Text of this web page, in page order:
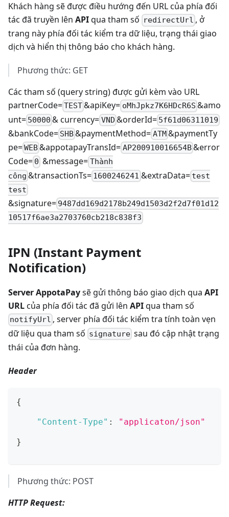
Khách hàng sẽ được điều hướng đến URL của phía đối
tác đã truyền lên APIqua tham số redirectUrl , ở
trang này phía đối tác kiểm tra dữ liệu, trạng thái giao
dịch và hiển thị thông báo cho khách hàng.
Phương thức: GET
Các tham số (query string) được gửi kèm vào URL
partnerCode=TEST&apiKey= oMhJpkz7K6HDcR6S &amo
unt= 50000 & currency= VND &orderId= 5f61d06311019
&bankCode= SHB&paymentMethod= ATM&paymentTy
pe=WEB&appotapayTransId= AP200910016654B&error
Code= 0 &message= Thành
công &transactionTs= 1600246241 &extraData= test
test
&signature= 9487dd169d2178b249d1503d2f2d7f01d12
10517f6ae3a2703760cb218c838f3
IPN (Instant Payment
Notification)
Server AppotaPaysẽ gửi thông báo giao dịch qua API
URLcủa phía đối tác đã gửi lên APIqua tham số
notifyUrl , server phía đối tác kiểm tra tính toàn vẹn
dữ liệu qua tham số signature sau đó cập nhật trạng
thái của đơn hàng.
Header
{
"Content-Type" : "applicaton/json"
}
Phương thức: POST
HTTP Request: